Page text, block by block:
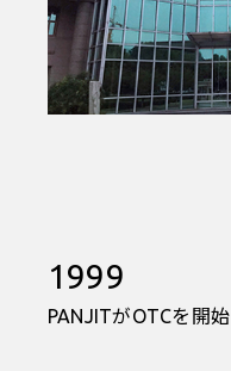
1999
PANJITがOTCを開始